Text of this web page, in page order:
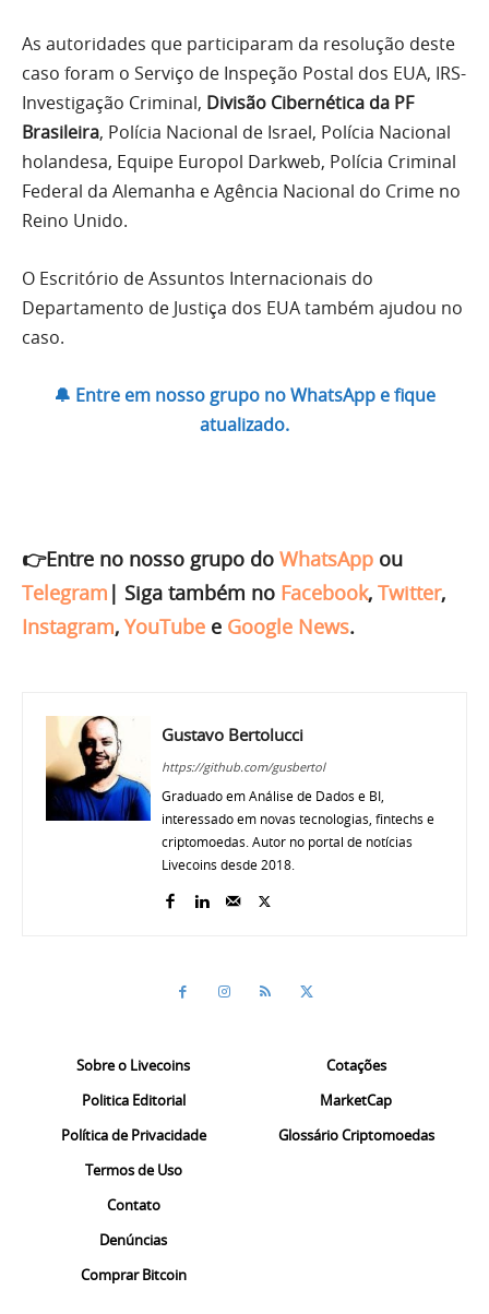
As autoridades que participaram da resolução deste
caso foram o Serviço de Inspeção Postal dos EUA, IRS-
Investigação Criminal, Divisão Cibernética da PF
Brasileira, Polícia Nacional de Israel, Polícia Nacional
holandesa, Equipe Europol Darkweb, Polícia Criminal
Federal da Alemanha e Agência Nacional do Crime no
Reino Unido.
O Escritório de Assuntos Internacionais do
Departamento de Justiça dos EUA também ajudou no
caso.
🔔 Entre em nosso grupo no WhatsApp e fique
atualizado.
👉Entre no nosso grupo do WhatsApp ou
Telegram | Siga também no Facebook, Twitter,
Instagram, YouTube e Google News.
Gustavo Bertolucci
https://github.com/gusbertol
Graduado em Análise de Dados e BI,
interessado em novas tecnologias, fintechs e
criptomoedas. Autor no portal de notícias
Livecoins desde 2018.
Sobre o Livecoins
Politica Editorial
Política de Privacidade
Termos de Uso
Contato
Denúncias
Comprar Bitcoin
Cotações
MarketCap
Glossário Criptomoedas